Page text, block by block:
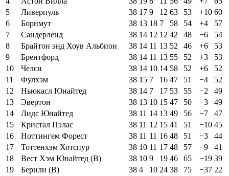
5
Ливерпуль 38 17 9 12 63 53 +10 60
6
Борнмут 38 13 18 7 58 54 +4
57
7
Сандерленд 38 14 12 12 42 48 −6
54
8
Брайтон энд Хоув Альбион 38 14 11 13 52 46 +6
53
9
Брентфорд 38 14 11 13 55 52 +3
53
10
Челси 38 14 10 14 58 52 +6
52
11
Фулхэм 38 15 7 16 47 51 −4
52
12
Ньюкасл Юнайтед 38 14 7 17 53 55 −2
49
13
Эвертон 38 13 10 15 47 50 −3
49
14
Лидс Юнайтед 38 11 14 13 49 56 −7
47
15
Кристал Пэлас 38 11 12 15 41 51 −10 45
16
Ноттингем Форест 38 11 11 16 48 51 −3
44
17
Тоттенхэм Хотспур 38 10 11 17 48 57 −9
41
18
Вест Хэм Юнайтед (В) 38 10 9 19 46 65 −19 39
19
Бернли (В) 38 4 10 24 38 75 −37 22